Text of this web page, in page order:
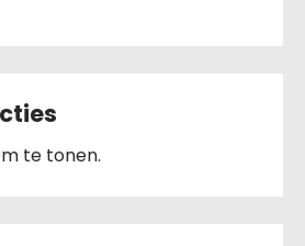
te tonen.